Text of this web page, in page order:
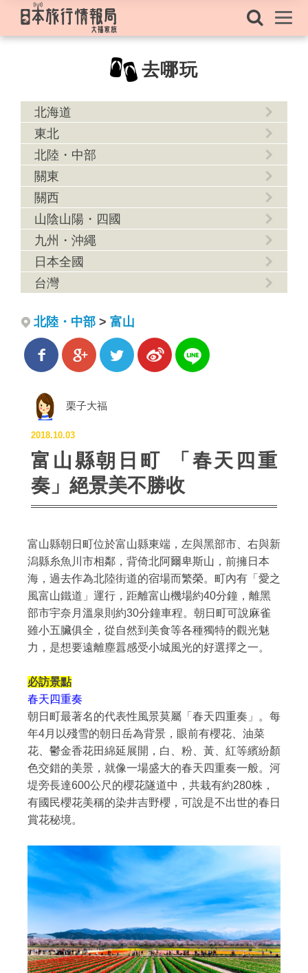
去哪玩
北海道
東北
北陸・中部
關東
關西
山陰山陽・四國
九州・沖繩
日本全國
台灣
北陸・中部 > 富山
栗子大福
2018.10.03
富山縣朝日町 「春天四重
奏」絕景美不勝收
富山縣朝日町位於富山縣東端，左與黑部市、右與新
潟縣糸魚川市相鄰，背倚北阿爾卑斯山，前擁日本
海，過去作為北陸街道的宿場而繁榮。町內有「愛之
風富山鐵道」運行，距離富山機場約40分鐘，離黑
部市宇奈月溫泉則約30分鐘車程。朝日町可說麻雀
雖小五臟俱全，從自然到美食等各種獨特的觀光魅
力，是想要遠離塵囂感受小城風光的好選擇之一。
必訪景點
春天四重奏
朝日町最著名的代表性風景莫屬「春天四重奏」。每
年4月以殘雪的朝日岳為背景，眼前有櫻花、油菜
花、鬱金香花田綿延展開，白、粉、黃、紅等繽紛顏
色交錯的美景，就像一場盛大的春天四重奏一般。河
堤旁長達600公尺的櫻花隧道中，共栽有約280株，
有國民櫻花美稱的染井吉野櫻，可說是不出世的春日
賞花秘境。